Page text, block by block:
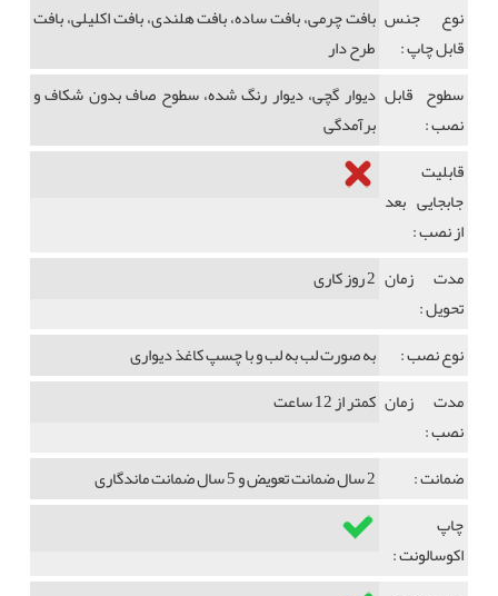
نوع جنس
قابل چاپ :
بافت چرمی، بافت ساده، بافت هلندی، بافت اکلیلی، بافت
طرح دار
سطوح قابل
نصب :
دیوار گچی، دیوار رنگ شده، سطوح صاف بدون شکاف و
برآمدگی
قابلیت
جابجایی بعد
از نصب :
مدت زمان
تحویل :
2 روز کاری
نوع نصب :
به صورت لب به لب و با چسپ کاغذ دیواری
مدت زمان
نصب :
کمتر از 12 ساعت
ضمانت :
2 سال ضمانت تعویض و 5 سال ضمانت ماندگاری
چاپ
اکوسالونت :